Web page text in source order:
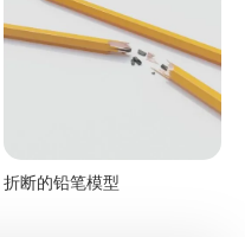
折断的铅笔模型